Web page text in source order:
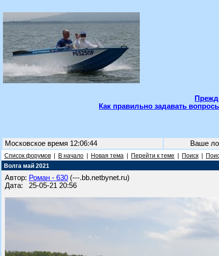
Как правильно задавать
Московское время 12:06:44 Ваше
Список форумов В начало Новая тема Перейти к теме Поиск
Волга май 2021
Автор: Роман - 630 (---.bb.netbynet.ru)
Дата: 25-05-21 20:56